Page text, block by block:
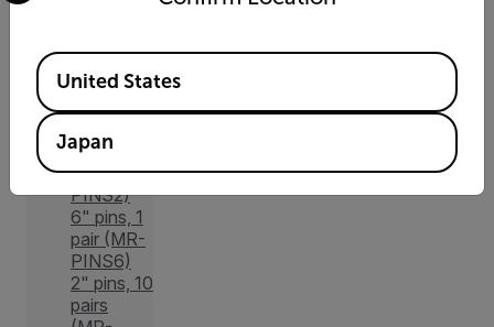
アクセ
サリー
ピン数
2" pins, 1
pair (MR-
PINS2)
6" pins, 1
pair (MR-
PINS6)
2" pins, 10
pairs
Available Locations
United States
Japan